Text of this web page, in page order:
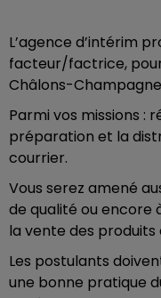
L’agence d’intérim
facteur/factrice,
Châlons-
Parmi vos missions :
préparation et la
courrier.
Vous serez amené
de qualité ou
la vente des produits
Les postulants
une bonne pratique